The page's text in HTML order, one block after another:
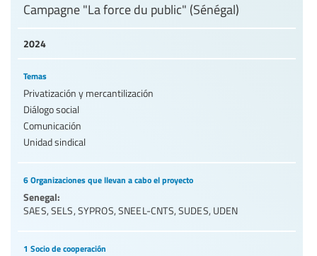
2024
Campagne "La force du public" (Sénégal)
Temas
Privatización y mercantilización
Diálogo social
Comunicación
Unidad sindical
6 Organizaciones que llevan a cabo el proyecto
Senegal:
SAES, SELS, SYPROS, SNEEL-CNTS, SUDES, UDEN
1 Socio de cooperación